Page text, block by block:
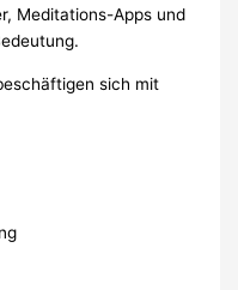
Meditations-Apps und
sich mit